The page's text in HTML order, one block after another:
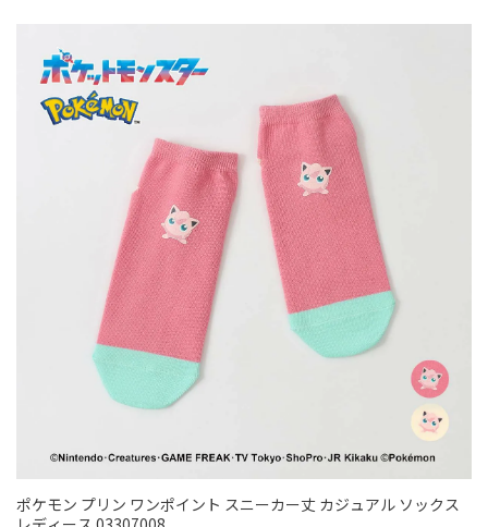
ポケモン プリン ワンポイント スニーカー丈 カジュアル ソックス